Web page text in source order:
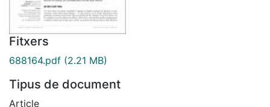
Fitxers
688164.pdf (2.21 MB)
Tipus de document
Article